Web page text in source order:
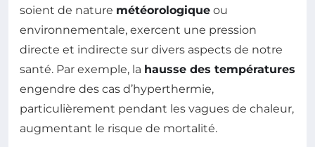
soient de nature météorologique ou
environnementale, exercent une pression
directe et indirecte sur divers aspects de notre
santé. Par exemple, la hausse des températures
engendre des cas d’hyperthermie,
particulièrement pendant les vagues de chaleur,
augmentant le risque de mortalité.